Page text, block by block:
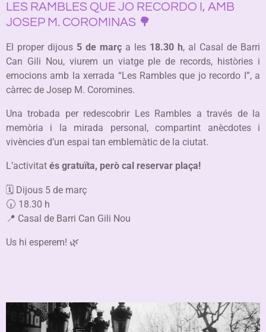
LES RAMBLES QUE JO RECORDO I, AMB
JOSEP M. COROMINAS 🌳
El proper dijous 5 de març a les 18.30 h, al Casal de Barri
Can Gili Nou, viurem un viatge ple de records, històries i
emocions amb la xerrada “Les Rambles que jo recordo I”, a
càrrec de Josep M. Coromines.
Una trobada per redescobrir Les Rambles a través de la
memòria i la mirada personal, compartint anècdotes i
vivències d’un espai tan emblemàtic de la ciutat.
L’activitat és gratuïta, però cal reservar plaça!
🗓 Dijous 5 de març
🕡 18.30 h
📍 Casal de Barri Can Gili Nou
Us hi esperem! 🌿